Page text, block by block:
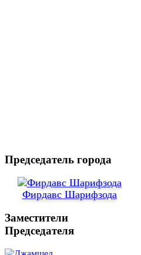
Председатель города
Фирдавс Шарифзода
Заместители
Председателя